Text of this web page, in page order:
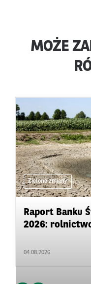
MOŻE
Zielone zmiany
Raport Banku
2026:
04.08.2026